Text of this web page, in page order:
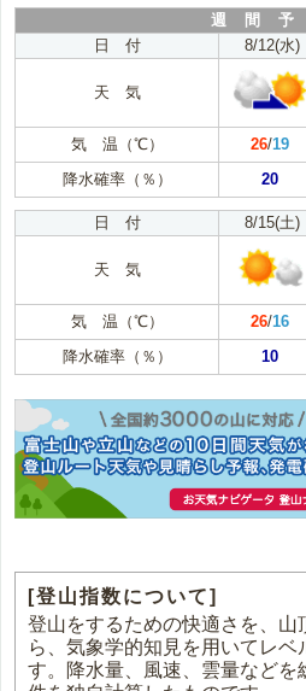
週 間 予
日 付
8/12(水)
天 気
気 温（℃） 26/19
降水確率（％）
20
日 付 8/15(土)
天 気
気 温（℃） 26/16
降水確率（％）
10
[登山指数について]
登山をするための快適さを、山
ら、気象学的知見を用いてレベ
す。降水量、風速、雲量などを